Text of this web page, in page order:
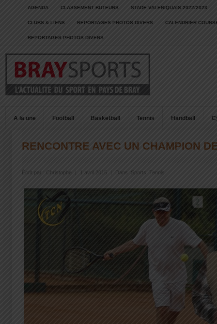
AGENDA CLASSEMENT BUTEURS STADE VALERIQUAIS 2022/2023
CLUBS & LIENS REPORTAGES PHOTOS DIVERS CALENDRIER
REPORTAGES PHOTOS DIVERS
A la une Football Basketball Tennis Handball
RENCONTRE AVEC UN CHAMPION
Écrit par : Christophe 1 avril 2015 | Dans :Sports Tennis